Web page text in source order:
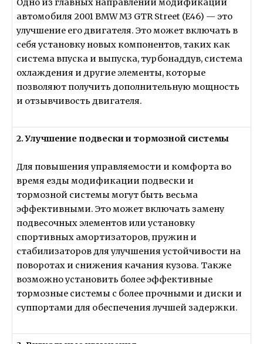
Одно из главных направлений модификаций
автомобиля 2001 BMW M3 GTR Street (E46) — это
улучшение его двигателя. Это может включать в
себя установку новых компонентов, таких как
система впуска и выпуска, турбонаддув, система
охлаждения и другие элементы, которые
позволяют получить дополнительную мощность
и отзывчивость двигателя.
2. Улучшение подвески и тормозной системы
Для повышения управляемости и комфорта во
время езды модификации подвески и
тормозной системы могут быть весьма
эффективными. Это может включать замену
подвесочных элементов или установку
спортивных амортизаторов, пружин и
стабилизаторов для улучшения устойчивости на
поворотах и снижения качания кузова. Также
возможно установить более эффективные
тормозные системы с более прочными и диски и
суппортами для обеспечения лучшей задержки.